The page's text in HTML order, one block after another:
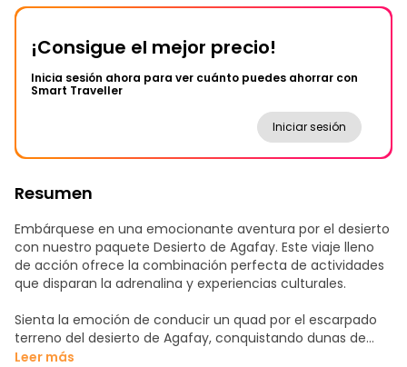
¡Consigue el mejor precio!
Inicia sesión ahora para ver cuánto puedes ahorrar con
Smart Traveller
Iniciar sesión
Resumen
Embárquese en una emocionante aventura por el desierto
con nuestro paquete Desierto de Agafay. Este viaje lleno
de acción ofrece la combinación perfecta de actividades
que disparan la adrenalina y experiencias culturales.
Sienta la emoción de conducir un quad por el escarpado
terreno del desierto de Agafay, conquistando dunas de
arena por el camino. A continuación, contemple el
Leer más